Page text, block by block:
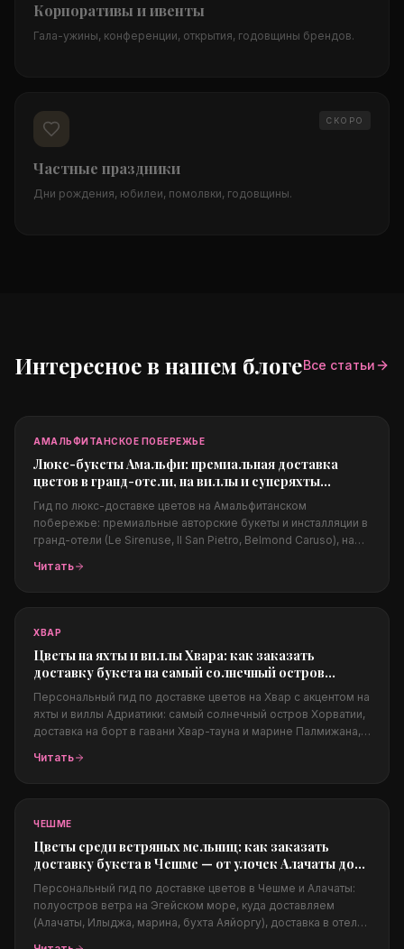
Корпоративы и ивенты
Гала-ужины, конференции, открытия, годовщины брендов.
СКОРО
Частные праздники
Дни рождения, юбилеи, помолвки, годовщины.
Интересное в нашем блогеВсе статьи
АМАЛЬФИТАНСКОЕ ПОБЕРЕЖЬЕ
Люкс-букеты Амальфи: премиальная доставка
цветов в гранд-отели, на виллы и суперяхты
побережья
Гид по люкс-доставке цветов на Амальфитанском
побережье: премиальные авторские букеты и инсталляции в
гранд-отели (Le Sirenuse, Il San Pietro, Belmond Caruso), на
композиции, как заказать из-за границы, цены в евро,
Читать
ХВАР
Цветы на яхты и виллы Хвара: как заказать
доставку букета на самый солнечный остров
Адриатики
Персональный гид по доставке цветов на Хвар с акцентом на
яхты и виллы Адриатики: самый солнечный остров Хорватии,
доставка на борт в гавани Хвар-тауна и марине Палмижана,
Адриатике, какие цветы подходят солёному климату, цены в
Читать
ЧЕШМЕ
Цветы среди ветряных мельниц: как заказать
доставку букета в Чешме — от улочек Алачаты до
марины
Персональный гид по доставке цветов в Чешме и Алачаты:
полуостров ветра на Эгейском море, куда доставляем
(Алачаты, Илыджа, марина, бухта Аяйоргу), доставка в отели,